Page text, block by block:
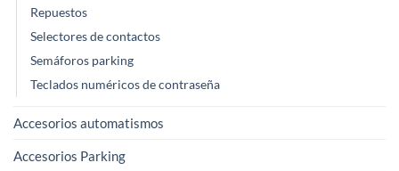
Repuestos
Selectores de contactos
Semáforos parking
Teclados numéricos de contraseña
Accesorios automatismos
Accesorios Parking